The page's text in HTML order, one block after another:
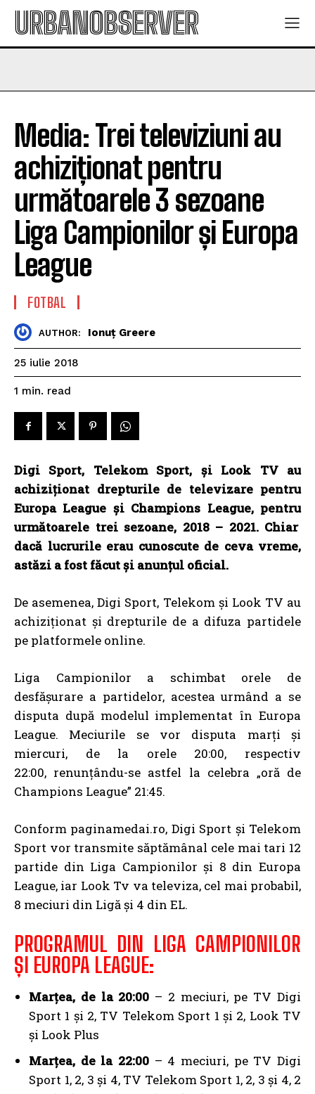
URBANOBSERVER
Media: Trei televiziuni au
achiziționat pentru
următoarele 3 sezoane
Liga Campionilor și Europa
League
FOTBAL
AUTHOR: Ionuț Greere
25 iulie 2018
1 min. read
Digi Sport, Telekom Sport, și Look TV au
achiziționat drepturile de televizare pentru
Europa League și Champions League, pentru
următoarele trei sezoane, 2018 – 2021. Chiar
dacă lucrurile erau cunoscute de ceva vreme,
astăzi a fost făcut și anunțul oficial.
De asemenea, Digi Sport, Telekom și Look TV au
achiziționat și drepturile de a difuza partidele
pe platformele online.
Liga Campionilor a schimbat orele de
desfășurare a partidelor, acestea urmând a se
disputa după modelul implementat în Europa
League. Meciurile se vor disputa marți și
miercuri, de la orele 20:00, respectiv
22:00, renunțându-se astfel la celebra „oră de
Champions League” 21:45.
Conform paginamedai.ro, Digi Sport și Telekom
Sport vor transmite săptămânal cele mai tari 12
partide din Liga Campionilor și 8 din Europa
League, iar Look Tv va televiza, cel mai probabil,
8 meciuri din Ligă și 4 din EL.
PROGRAMUL DIN LIGA CAMPIONILOR
ȘI EUROPA LEAGUE:
Marțea, de la 20:00 – 2 meciuri, pe TV Digi
Sport 1 și 2, TV Telekom Sport 1 și 2, Look TV
și Look Plus
Marțea, de la 22:00 – 4 meciuri, pe TV Digi
Sport 1, 2, 3 și 4, TV Telekom Sport 1, 2, 3 și 4, 2